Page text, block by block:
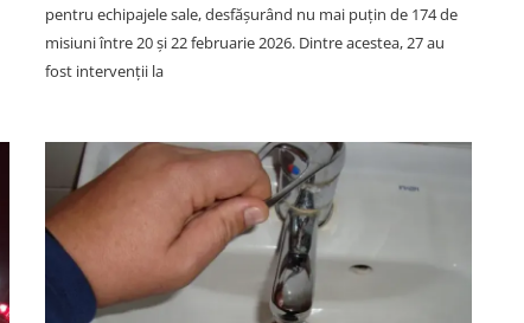
pentru echipajele sale, desfășurând nu mai puțin de 174 de
misiuni între 20 și 22 februarie 2026. Dintre acestea, 27 au
fost intervenții la